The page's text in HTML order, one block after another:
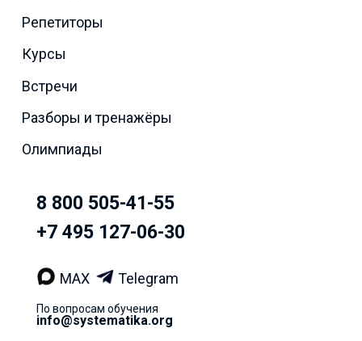
Репетиторы
Курсы
Встречи
Разборы и тренажёры
Олимпиады
8 800 505-41-55
+7 495 127-06-30
MAX Telegram
По вопросам обучения
info@systematika.org